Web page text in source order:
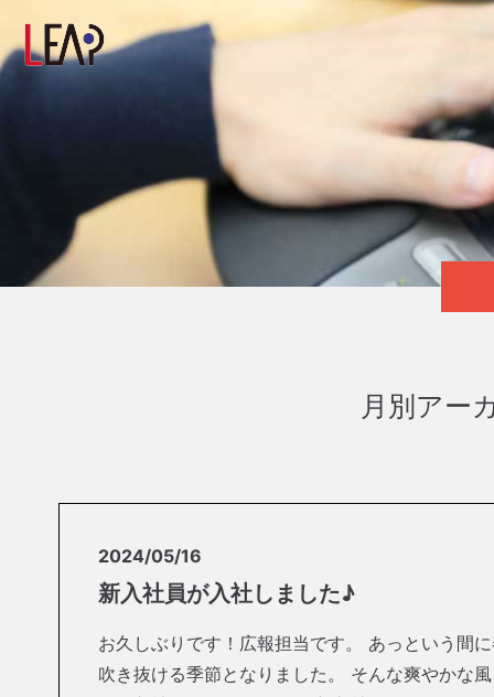
月別アー
2024/05/16
新入社員が入社しました♪
お久しぶりです！広報担当です。 あっという間
吹き抜ける季節となりました。 そんな爽やかな